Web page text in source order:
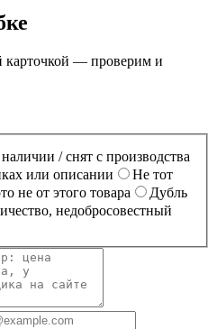
карточкой — проверим и
/ снят с производства
или описании
Не тот
не от этого товара
Дубль
недобросовестный